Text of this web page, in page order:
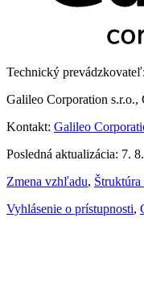
Technický prevádzkovateľ:
Galileo Corporation s.r.o.,
Kontakt: Galileo
Posledná aktualizácia: 7.
Zmena vzhľadu, Štruktúra
Vyhlásenie o prístupnosti,